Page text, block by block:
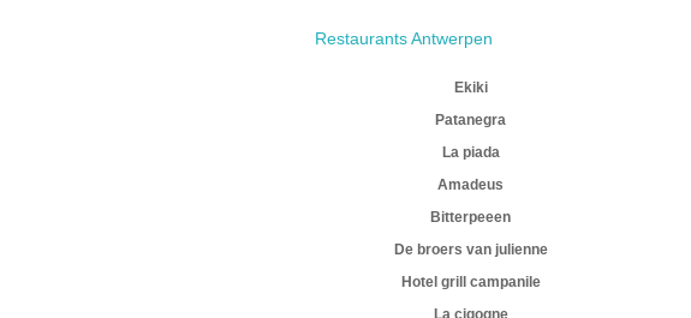
Restaurants Antwerpen
Ekiki
Patanegra
La piada
Amadeus
Bitterpeeen
De broers van julienne
Hotel grill campanile
La cigogne